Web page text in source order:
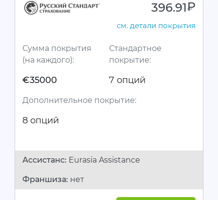
396.91руб.
см. детали покрытия
Сумма покрытия
(на каждого):
€35000
Стандартное
покрытие:
7 опций
Дополнительное покрытие:
8 опций
Ассистанc: Eurasia Assistance
Франшиза: нет